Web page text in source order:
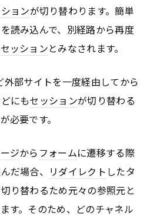
ョンが切り替わります。簡単
読み込んで、別経路から再度
セッションとみなされます。
部サイトを一度経由してから
にもセッションが切り替わる
必要です。
ジから フォームに遷移する際
だ場合、 リダイレクト したタ
り替わるため元々の参照元と
す。そのため、どのチャネル